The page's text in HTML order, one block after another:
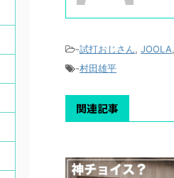
-試打おじさん, JOOLA,
-村田雄平
関連記事